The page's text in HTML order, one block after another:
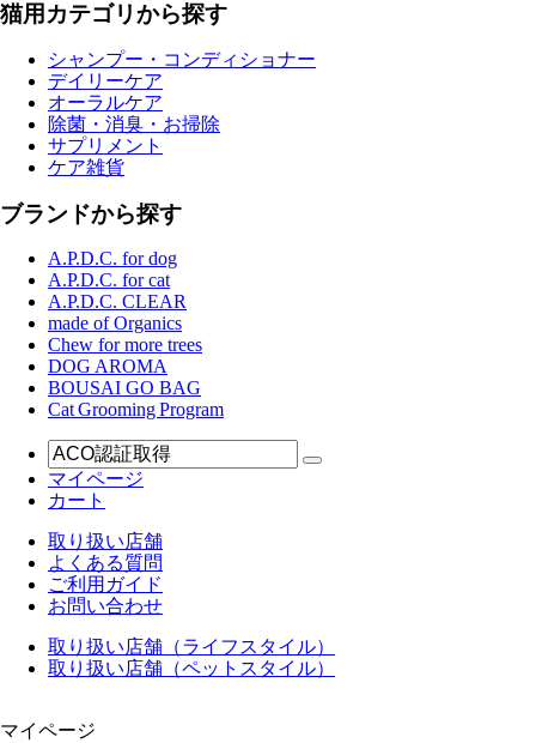
猫用カテゴリから探す
シャンプー・コンディショナー
デイリーケア
オーラルケア
除菌・消臭・お掃除
サプリメント
ケア雑貨
ブランドから探す
A.P.D.C. for dog
A.P.D.C. for cat
A.P.D.C. CLEAR
made of Organics
Chew for more trees
DOG AROMA
BOUSAI GO BAG
Cat Grooming Program
マイページ
カート
取り扱い店舗
よくある質問
ご利用ガイド
お問い合わせ
取り扱い店舗（ライフスタイル）
取り扱い店舗（ペットスタイル）
マイページ